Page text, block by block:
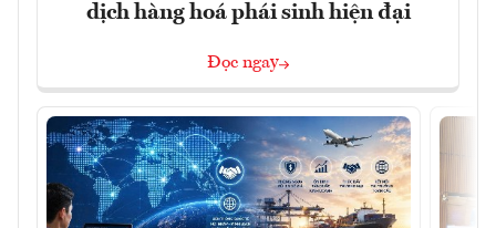
dịch hàng hoá phái sinh hiện đại
Đọc ngay